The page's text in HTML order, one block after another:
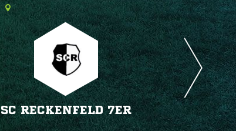
SC RECKENFELD 7ER